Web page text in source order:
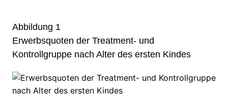
Abbildung 1
Erwerbsquoten der Treatment- und
Kontrollgruppe nach Alter des ersten Kindes